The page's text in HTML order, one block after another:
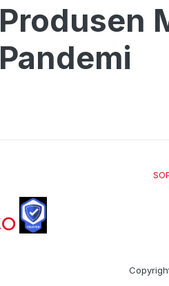
Produsen
Pandemi